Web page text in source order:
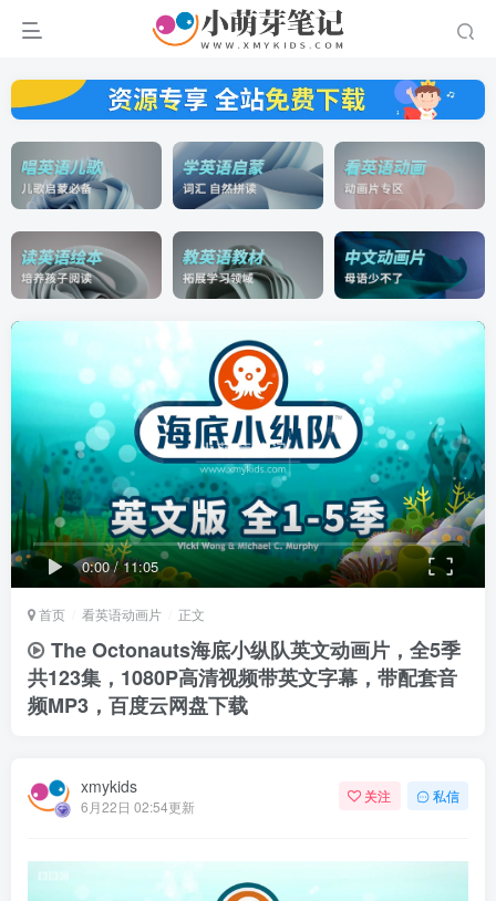
0:00/11:05
首页 看英语动画片 正文
The Octonauts海底小纵队英文动画片，全5季
共123集，1080P高清视频带英文字幕，带配套音
频MP3，百度云网盘下载
xmykids
6月22日 02:54更新
关注 私信